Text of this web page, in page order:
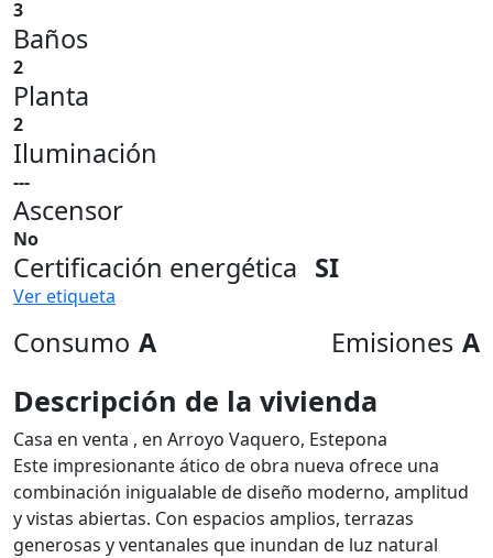
3
Baños
2
Planta
2
Iluminación
---
Ascensor
No
Certificación energética SI
Ver etiqueta
Consumo A Emisiones A
Descripción de la vivienda
Casa en venta , en Arroyo Vaquero, Estepona
Este impresionante ático de obra nueva ofrece una
combinación inigualable de diseño moderno, amplitud
y vistas abiertas. Con espacios amplios, terrazas
generosas y ventanales que inundan de luz natural